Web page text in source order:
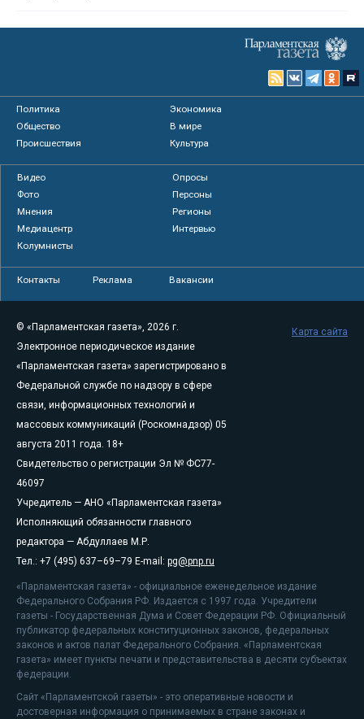
Политика
Экономика
Общество
В мире
Происшествия
Культура
Видео
Опросы
Фото
Персоны
Мнения
Регионы
Медиацентр
Интервью
Колумнисты
Контакты Реклама Вакансии
© «Парламентская газета», 2026 г.
Электронное периодическое издание
«Парламентская газета» зарегистрировано в
Федеральной службе по надзору в сфере
связи, информационных технологий и
массовых коммуникаций (Роскомнадзор) 05
августа 2011 года. 18+
Свидетельство о регистрации Эл № ФС77-
46097
Учредитель — АНО «Парламентская газета»
Исполняющий обязанности главного
редактора — Абдуллаев М.Р.
Тел.: +7 (495) 637–69–79 E-mail: pg@pnp.ru
«Парламентская газета» - официальное еженедельное издание
Федерального Собрания РФ. Издается с 1997 года. Учредители
газеты - Государственная Дума и Совет Федерации РФ. Официальный
публикатор федеральных конституционных законов, федеральных
законов и актов палат Федерального Собрания. «Парламентская
газета» имеет пункты печати и представительства в десяти субъектах
федерации.
Сайт «Парламентской газеты» - это оперативные новости и
достоверная информация о принимаемых в стране законах и
Карта сайта